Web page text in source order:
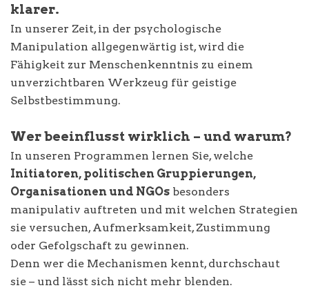
klarer.
In unserer Zeit, in der psychologische
Manipulation allgegenwärtig ist, wird die
Fähigkeit zur Menschenkenntnis zu einem
unverzichtbaren Werkzeug für geistige
Selbstbestimmung.
Wer beeinflusst wirklich – und warum?
In unseren Programmen lernen Sie, welche
Initiatoren, politischen Gruppierungen,
Organisationen und NGOs besonders
manipulativ auftreten und mit welchen Strategien
sie versuchen, Aufmerksamkeit, Zustimmung
oder Gefolgschaft zu gewinnen.
Denn wer die Mechanismen kennt, durchschaut
sie – und lässt sich nicht mehr blenden.